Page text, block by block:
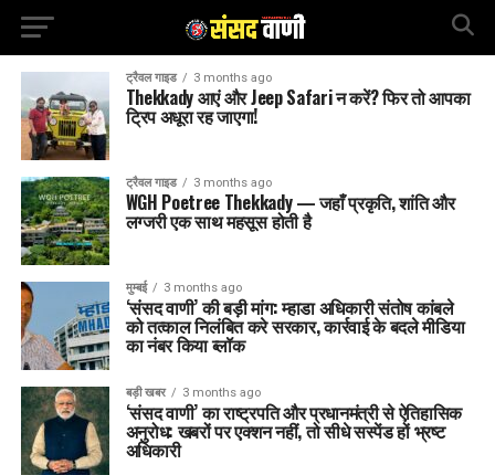
ट्रैवल गाइड 3 months ago
Thekkady आएं और Jeep Safari न करें? फिर तो आपका
ट्रिप अधूरा रह जाएगा!
ट्रैवल गाइड 3 months ago
WGH Poetree Thekkady — जहाँ प्रकृति, शांति और
लग्जरी एक साथ महसूस होती है
मुम्बई 3 months ago
‘संसद वाणी’ की बड़ी मांग: म्हाडा अधिकारी संतोष कांबले
को तत्काल निलंबित करे सरकार, कार्रवाई के बदले मीडिया
का नंबर किया ब्लॉक
बड़ी खबर 3 months ago
‘संसद वाणी’ का राष्ट्रपति और प्रधानमंत्री से ऐतिहासिक
अनुरोध: खबरों पर एक्शन नहीं, तो सीधे सस्पेंड हों भ्रष्ट
अधिकारी